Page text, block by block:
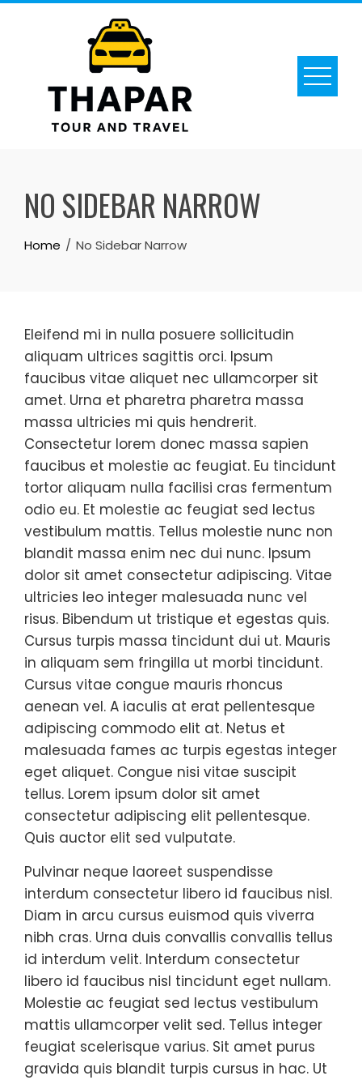
Skip
NO SIDEBAR NARROW
Home No Sidebar Narrow
Eleifend mi in nulla posuere sollicitudin
aliquam ultrices sagittis orci. Ipsum
faucibus vitae aliquet nec ullamcorper sit
amet. Urna et pharetra pharetra massa
massa ultricies mi quis hendrerit.
Consectetur lorem donec massa sapien
faucibus et molestie ac feugiat. Eu tincidunt
tortor aliquam nulla facilisi cras fermentum
odio eu. Et molestie ac feugiat sed lectus
vestibulum mattis. Tellus molestie nunc non
blandit massa enim nec dui nunc. Ipsum
dolor sit amet consectetur adipiscing. Vitae
ultricies leo integer malesuada nunc vel
risus. Bibendum ut tristique et egestas quis.
Cursus turpis massa tincidunt dui ut. Mauris
in aliquam sem fringilla ut morbi tincidunt.
Cursus vitae congue mauris rhoncus
aenean vel. A iaculis at erat pellentesque
adipiscing commodo elit at. Netus et
malesuada fames ac turpis egestas integer
eget aliquet. Congue nisi vitae suscipit
tellus. Lorem ipsum dolor sit amet
consectetur adipiscing elit pellentesque.
Quis auctor elit sed vulputate.
Pulvinar neque laoreet suspendisse
interdum consectetur libero id faucibus nisl.
Diam in arcu cursus euismod quis viverra
nibh cras. Urna duis convallis convallis tellus
id interdum velit. Interdum consectetur
libero id faucibus nisl tincidunt eget nullam.
Molestie ac feugiat sed lectus vestibulum
mattis ullamcorper velit sed. Tellus integer
feugiat scelerisque varius. Sit amet purus
gravida quis blandit turpis cursus in hac. Ut